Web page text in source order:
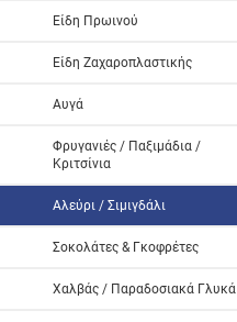
Είδη Πρωινού
Είδη Ζαχαροπλαστικής
Αυγά
Φρυγανιές / Παξιμάδια /
Κριτσίνια
Αλεύρι / Σιμιγδάλι
Σοκολάτες & Γκοφρέτες
Χαλβάς / Παραδοσιακά Γλυκά